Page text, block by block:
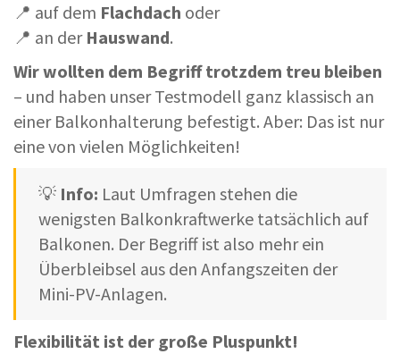
📍 auf dem Flachdach oder
📍 an der Hauswand.
Wir wollten dem Begriff trotzdem treu bleiben
– und haben unser Testmodell ganz klassisch an
einer Balkonhalterung befestigt. Aber: Das ist nur
eine von vielen Möglichkeiten!
💡 Info: Laut Umfragen stehen die
wenigsten Balkonkraftwerke tatsächlich auf
Balkonen. Der Begriff ist also mehr ein
Überbleibsel aus den Anfangszeiten der
Mini-PV-Anlagen.
Flexibilität ist der große Pluspunkt!